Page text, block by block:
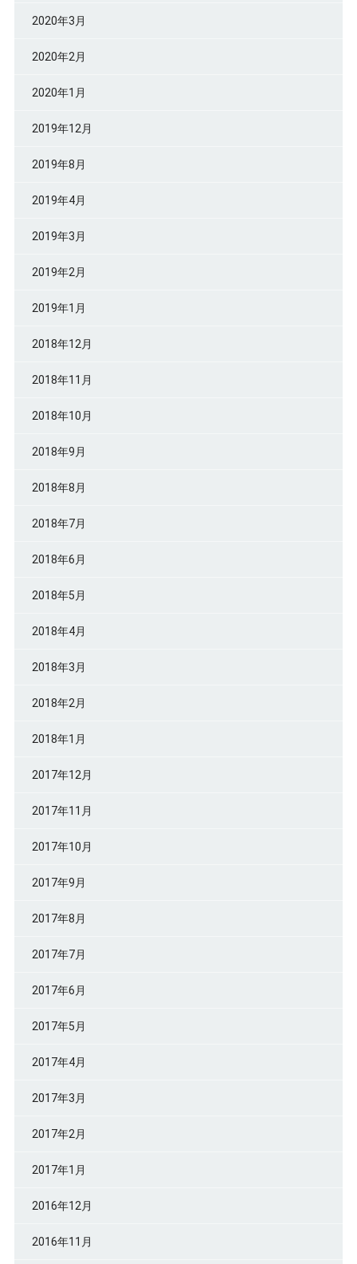
2020年3月
2020年2月
2020年1月
2019年12月
2019年8月
2019年4月
2019年3月
2019年2月
2019年1月
2018年12月
2018年11月
2018年10月
2018年9月
2018年8月
2018年7月
2018年6月
2018年5月
2018年4月
2018年3月
2018年2月
2018年1月
2017年12月
2017年11月
2017年10月
2017年9月
2017年8月
2017年7月
2017年6月
2017年5月
2017年4月
2017年3月
2017年2月
2017年1月
2016年12月
2016年11月